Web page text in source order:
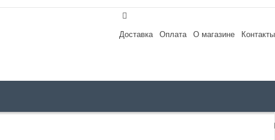
Доставка Оплата О магазине Контакты